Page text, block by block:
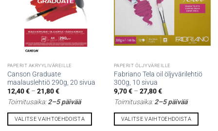
PAPERIT AKRYYLIVÄREILLE
Canson Graduate
maalauslehtiö 290g, 20 sivua
12,40€ – 21,80€Hintaluokka:
-
Toimitusaika:2–5 päivää
VALITSE VAIHTOEHDOISTA
PAPERIT ÖLJYVÄREILLE
Fabriano Tela oil öljyvärilehtiö
300g, 10 sivua
9,70€ – 27,80€Hintaluokka:
-
Toimitusaika:2–5 päivää
VALITSE VAIHTOEHDOISTA